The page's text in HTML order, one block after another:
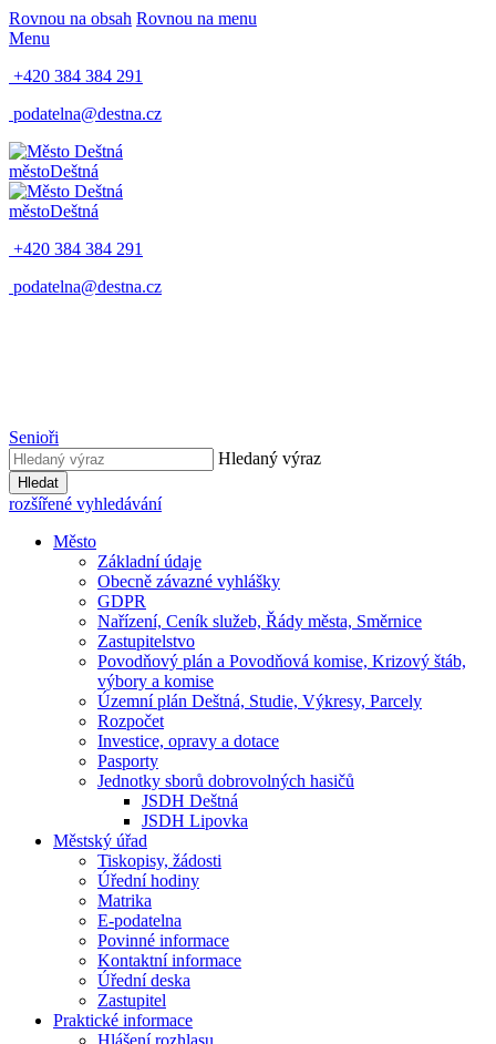
Rovnou na obsah Rovnou na menu
Menu
+420 384 384 291
podatelna@destna.cz
městoDeštná
městoDeštná
+420 384 384 291
podatelna@destna.cz
Senioři
Hledaný výraz
Hledat
rozšířené vyhledávání
Město
Základní údaje
Obecně závazné vyhlášky
GDPR
Nařízení, Ceník služeb, Řády města, Směrnice
Zastupitelstvo
Povodňový plán a Povodňová komise, Krizový štáb,
výbory a komise
Územní plán Deštná, Studie, Výkresy, Parcely
Rozpočet
Investice, opravy a dotace
Pasporty
Jednotky sborů dobrovolných hasičů
JSDH Deštná
JSDH Lipovka
Městský úřad
Tiskopisy, žádosti
Úřední hodiny
Matrika
E-podatelna
Povinné informace
Kontaktní informace
Úřední deska
Zastupitel
Praktické informace
Hlášení rozhlasu